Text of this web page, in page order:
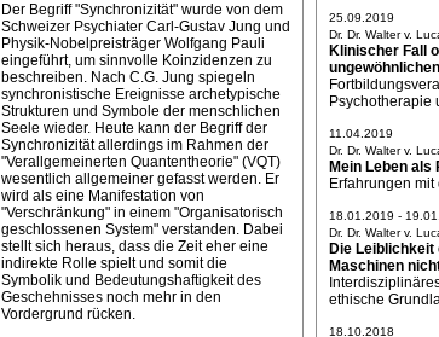
Der Begriff "Synchronizität" wurde von dem
Schweizer Psychiater Carl-Gustav Jung und
Physik-Nobelpreisträger Wolfgang Pauli
eingeführt, um sinnvolle Koinzidenzen zu
beschreiben. Nach C.G. Jung spiegeln
synchronistische Ereignisse archetypische
Strukturen und Symbole der menschlichen
Seele wieder. Heute kann der Begriff der
Synchronizität allerdings im Rahmen der
"Verallgemeinerten Quantentheorie" (VQT)
wesentlich allgemeiner gefasst werden. Er
wird als eine Manifestation von
"Verschränkung" in einem "Organisatorisch
geschlossenen System" verstanden. Dabei
stellt sich heraus, dass die Zeit eher eine
indirekte Rolle spielt und somit die
Symbolik und Bedeutungshaftigkeit des
Geschehnisses noch mehr in den
Vordergrund rücken.
25.09.2019
Dr. Dr. Walter v.
Klinischer Fall
Psychotherapie
11.04.2019
Dr. Dr. Walter v.
Mein Leben
Erfahrungen
18.01.2019 -
Dr. Dr. Walter v.
Die Leiblichkeit
Maschinen
ethische
18.10.2018